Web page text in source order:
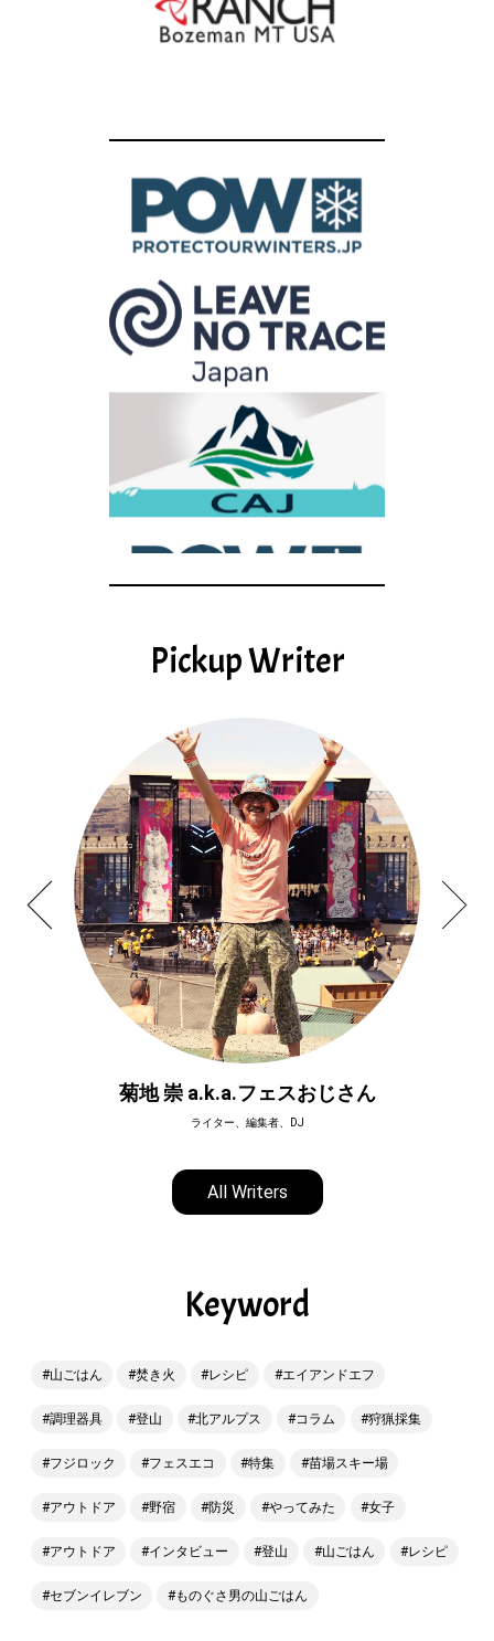
Pickup Writer
菊地 崇 a.k.a.フェスおじさん
ライター、編集者、DJ
All Writers
Keyword
山ごはん 焚き火 レシピ エイアンドエフ
調理器具 登山 北アルプス コラム 狩猟採集
フジロック フェスエコ 特集 苗場スキー場
アウトドア 野宿 防災 やってみた 女子
アウトドア インタビュー 登山 山ごはん レシピ
セブンイレブン ものぐさ男の山ごはん